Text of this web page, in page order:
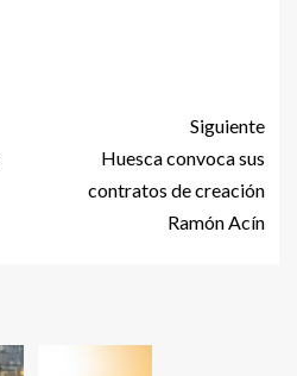
Siguiente
Huesca convoca sus
contratos de creación
Ramón Acín